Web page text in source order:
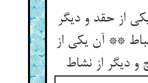
از حقد و دیگر
** آن یکی از
و دیگر از نشاط